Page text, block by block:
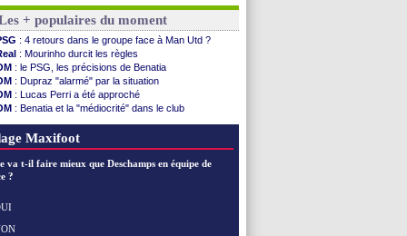
: le Barça vainqueur puis battu
: Calhanoglu prêt à prolonger
: Abdelmonem veut rester
: le classement complet
: les résultats de la soirée
: Le Havre renversé par Oviedo
: Nice battu aux tirs au but
: Ivanovic proche de Lens
: Dupraz "alarmé" par la situation
: Mbamba prêté par Leverkusen (officiel)
: Lukaku dit oui à Fenerbahçe
+ populaires du moment
: 4 retours dans le groupe face à Man Utd ?
: Mourinho durcit les règles
: le PSG, les précisions de Benatia
: Dupraz "alarmé" par la situation
: Lucas Perri a été approché
: Benatia et la "médiocrité" dans le club
: B. Genesio - "ce n'est pas idéal"
Maxifoot
va t-il faire mieux que Deschamps en équipe de
?